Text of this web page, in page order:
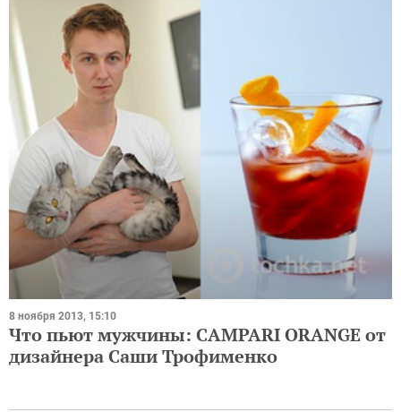
8 ноября 2013, 15:10
Что пьют мужчины: CAMPARI ORANGE от
дизайнера Саши Трофименко